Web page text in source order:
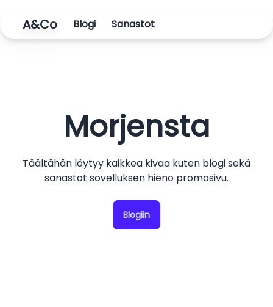
A&Co Blogi Sanastot
Morjensta
Täältähän löytyy kaikkea kivaa kuten blogi sekä
sanastot sovelluksen hieno promosivu.
Blogiin